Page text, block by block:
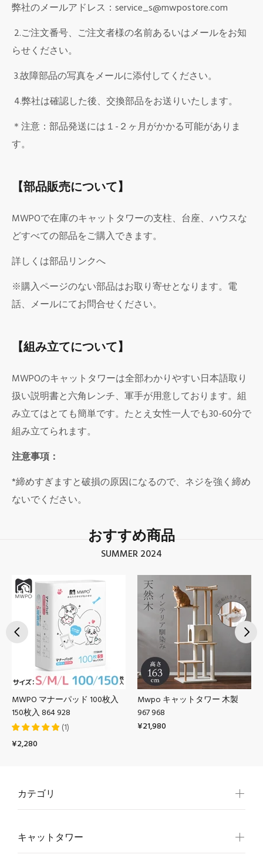
弊社のメールアドレス：service_s@mwpostore.com
2.ご注文番号、ご注文者様の名前あるいはメールをお知
らせください。
3.故障部品の写真をメールに添付してください。
4.弊社は確認した後、交換部品をお送りいたします。
＊注意：部品発送には１-２ヶ月がかかる可能がありま
す。
【部品販売について】
MWPOで在庫のキャットタワーの支柱、台座、ハウスな
どすべての部品をご購入できます。
詳しくは部品リンクへ
※購入ページのない部品はお取り寄せとなります。電
話、メールにてお問合せください。
【組み立てについて】
MWPOのキャットタワーは全部わかりやすい日本語取り
扱い説明書と六角レンチ、軍手が用意しております。組
み立てはとても簡単です。 たとえ女性一人でも30-60分で
組み立てられます。
注意事項：
*締めすぎますと破損の原因になるので、ネジを強く締め
ないでください。
おすすめ商品
SUMMER 2024
MWPO マナーパッド 100枚入
150枚入 864 928
(1)
¥2,280
Mwpo キャットタワー 木製
967 968
¥21,980
カテゴリ
キャットタワー